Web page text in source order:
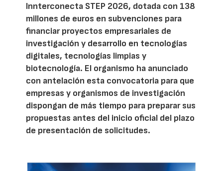
Innterconecta STEP 2026, dotada con 138
millones de euros en subvenciones para
financiar proyectos empresariales de
investigación y desarrollo en tecnologías
digitales, tecnologías limpias y
biotecnología. El organismo ha anunciado
con antelación esta convocatoria para que
empresas y organismos de investigación
dispongan de más tiempo para preparar sus
propuestas antes del inicio oficial del plazo
de presentación de solicitudes.